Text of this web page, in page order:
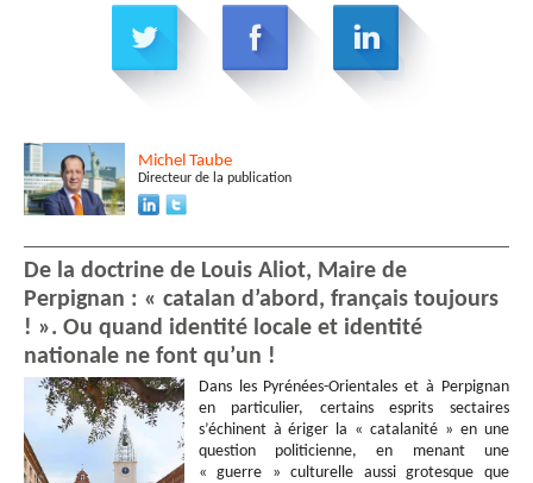
Michel Taube
Directeur de la publication
De la doctrine de Louis Aliot, Maire de
Perpignan : « catalan d’abord, français toujours
! ». Ou quand identité locale et identité
nationale ne font qu’un !
Dans les Pyrénées-Orientales et à Perpignan
en particulier, certains esprits sectaires
s’échinent à ériger la « catalanité » en une
question politicienne, en menant une
« guerre » culturelle aussi grotesque que